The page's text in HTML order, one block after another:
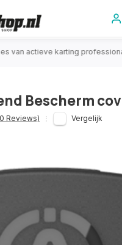
van actieve karting
Bescherm
Reviews) Vergelijk